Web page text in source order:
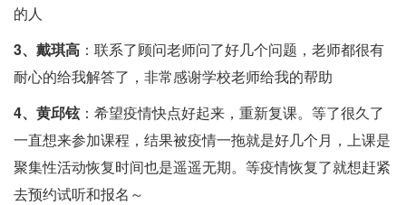
的人
3、戴琪高 ：联系了顾问老师问了好几个问题，老师都很有
耐心的给我解答了，非常感谢学校老师给我的帮助
4、黄邱铉：希望疫情快点好起来，重新复课。等了很久了
一直想来参加课程，结果被疫情一拖就是好几个月，上课是
聚集性活动恢复时间也是遥遥无期。等疫情恢复了就想赶紧
去预约试听和报名～